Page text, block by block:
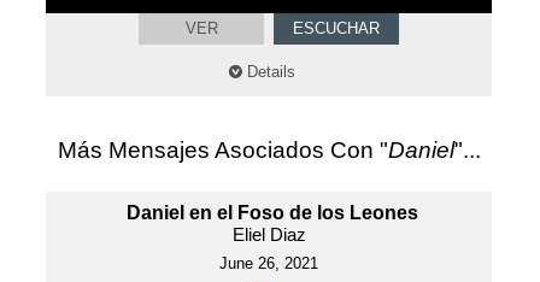
VER ESCUCHAR
Details
Más Mensajes Asociados Con "Daniel"...
Daniel en el Foso de los Leones
Eliel Diaz
June 26, 2021